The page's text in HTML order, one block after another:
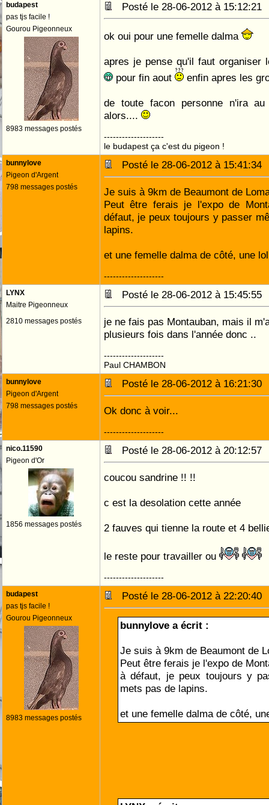
budapest
pas tjs facile !
Gourou Pigeonneux
8983 messages postés
Posté le 28-06-2012 à
ok oui pour une femelle dalma
apres je pense qu'il faut organiser
pour fin aout
enfin apres les
de toute facon personne n'ira au
alors....
--------------------
le budapest ça c'est du pigeon !
bunnylove
Pigeon d'Argent
798 messages postés
Posté le 28-06-2012 à
Je suis à 9km de Beaumont de
Peut être ferais je l'expo de
défaut, je peux toujours y passer
lapins.
et une femelle dalma de côté, une lol
--------------------
LYNX
Maitre Pigeonneux
2810 messages postés
Posté le 28-06-2012 à
je ne fais pas Montauban, mais il
plusieurs fois dans l'année donc ..
--------------------
Paul CHAMBON
bunnylove
Pigeon d'Argent
798 messages postés
Posté le 28-06-2012 à
Ok donc à voir...
--------------------
nico.11590
Pigeon d'Or
1856 messages postés
Posté le 28-06-2012 à
coucou sandrine !! !!
c est la desolation cette année
2 fauves qui tienne la route et 4
le reste pour travailler ou
--------------------
budapest
pas tjs facile !
Gourou Pigeonneux
8983 messages postés
Posté le 28-06-2012 à
bunnylove a écrit :
Je suis à 9km de Beaumont de
Peut être ferais je l'expo de
à défaut, je peux toujours y
mets pas de lapins.
et une femelle dalma de côté,